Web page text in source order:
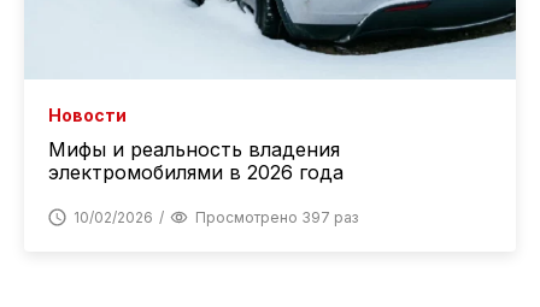
Новости
Мифы и реальность владения
электромобилями в 2026 года
10/02/2026 Просмотрено 397 раз